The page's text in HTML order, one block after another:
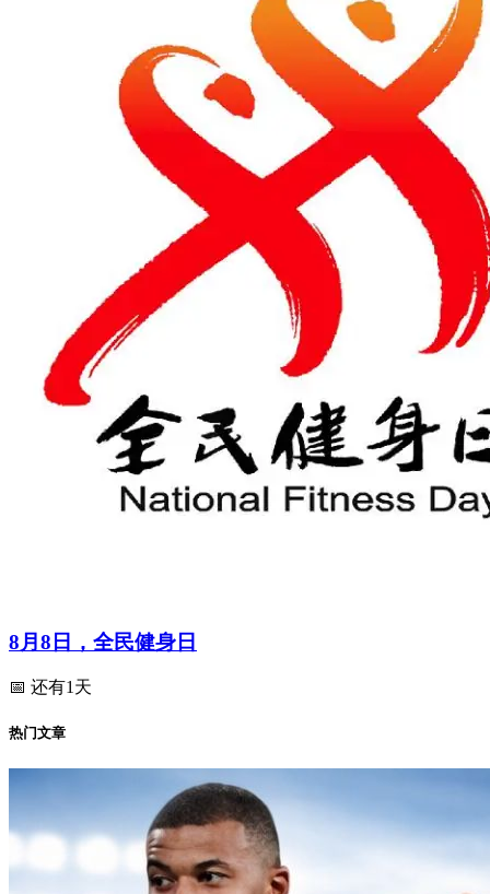
8月8日，全民健身日
📅 还有1天
热门文章